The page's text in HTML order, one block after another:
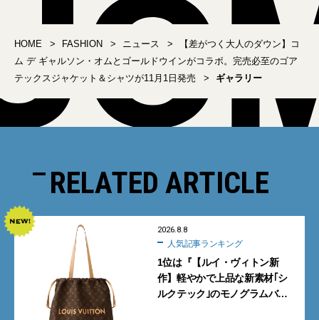
ンドから登場
HOME FASHION ニュース
【差がつく大人のダウン】コ
ム デ ギャルソン・オムとゴールドウインがコラボ。完売必至のゴア
テックスジャケット＆シャツが11月1日発売
ギャラリー
RELATED ARTICLE
2026.8.8
人気記事ランキング
1位は『【ルイ・ヴィトン新
作】軽やかで上品な新素材｢シ
ルクテック｣のモノグラムバッ